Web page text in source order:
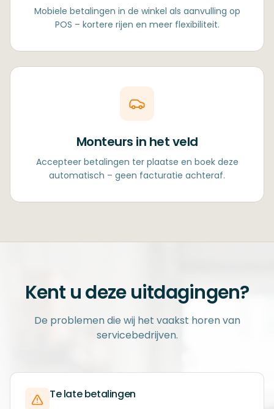
Mobiele betalingen in de winkel als aanvulling op
POS – kortere rijen en meer flexibiliteit.
Monteurs in het veld
Accepteer betalingen ter plaatse en boek deze
automatisch – geen facturatie achteraf.
Kent u deze uitdagingen?
De problemen die wij het vaakst horen van
servicebedrijven.
Te late betalingen